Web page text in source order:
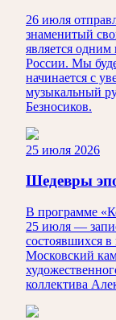
26 июля
знаменитый
является
России. Мы
начинается с
музыкальный
Безносиков.
25 июля 2026
Шедевры
В программе
25 июля —
состоявшихся
Московский
коллектива